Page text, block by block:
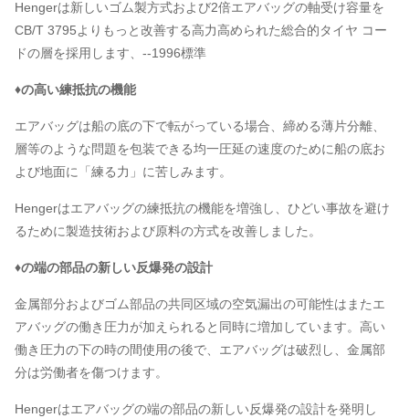
Hengerは新しいゴム製方式および2倍エアバッグの軸受け容量を
CB/T 3795よりもっと改善する高力高められた総合的タイヤ コー
ドの層を採用します、--1996標準
♦の高い練抵抗の機能
エアバッグは船の底の下で転がっている場合、締める薄片分離、
層等のような問題を包装できる均一圧延の速度のために船の底お
よび地面に「練る力」に苦しみます。
Hengerはエアバッグの練抵抗の機能を増強し、ひどい事故を避け
るために製造技術および原料の方式を改善しました。
♦の端の部品の新しい反爆発の設計
金属部分およびゴム部品の共同区域の空気漏出の可能性はまたエ
アバッグの働き圧力が加えられると同時に増加しています。高い
働き圧力の下の時の間使用の後で、エアバッグは破烈し、金属部
分は労働者を傷つけます。
Hengerはエアバッグの端の部品の新しい反爆発の設計を発明し